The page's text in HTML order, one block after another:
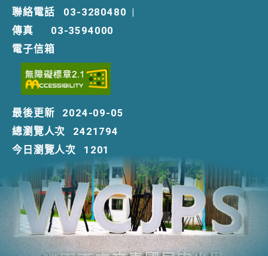
聯絡電話
03-3280480 |
傳真
03-3594000
電子信箱
最後更新
2024-09-05
總瀏覽人次
2421794
今日瀏覽人次
1201